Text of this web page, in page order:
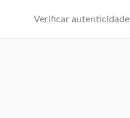
Verificar autenticidade